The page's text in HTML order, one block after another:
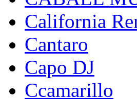
California
Cantaro
Capo DJ
Ccamarillo